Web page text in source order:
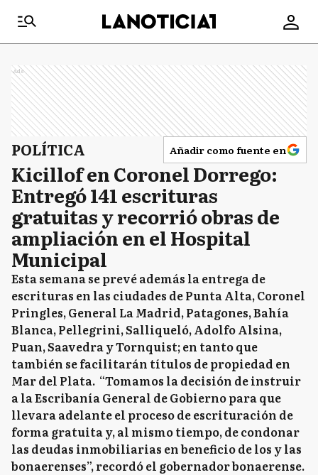
Ads
POLÍTICA Añadir como fuente en
Kicillof en Coronel Dorrego:
Entregó 141 escrituras
gratuitas y recorrió obras de
ampliación en el Hospital
Municipal
Esta semana se prevé además la entrega de
escrituras en las ciudades de Punta Alta, Coronel
Pringles, General La Madrid, Patagones, Bahía
Blanca, Pellegrini, Salliqueló, Adolfo Alsina,
Puan, Saavedra y Tornquist; en tanto que
también se facilitarán títulos de propiedad en
Mar del Plata. “Tomamos la decisión de instruir
a la Escribanía General de Gobierno para que
llevara adelante el proceso de escrituración de
forma gratuita y, al mismo tiempo, de condonar
las deudas inmobiliarias en beneficio de los y las
bonaerenses”, recordó el gobernador bonaerense.